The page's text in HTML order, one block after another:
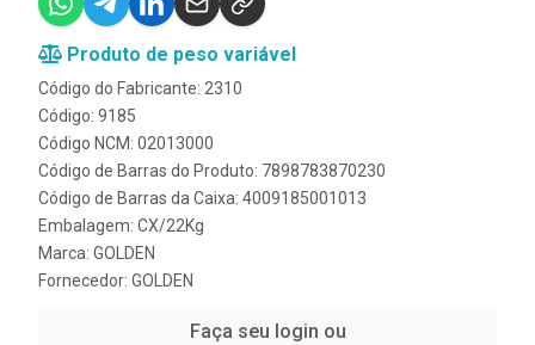
Produto de peso variável
Código do Fabricante: 2310
Código: 9185
Código NCM: 02013000
Código de Barras do Produto: 7898783870230
Código de Barras da Caixa: 4009185001013
Embalagem: CX/22Kg
Marca: GOLDEN
Fornecedor: GOLDEN
Faça seu login ou